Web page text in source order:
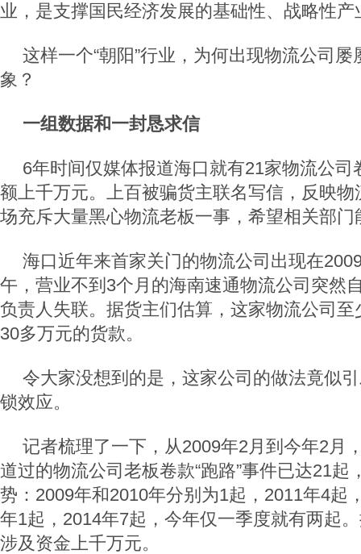
业，是支撑国民经济发展的基础性、战略性产
这样一个“朝阳”行业，为何出现物流公司屡
象？
一组数据和一封恳求信
6年时间仅媒体报道海口就有21家物流公司
额上千万元。上百被骗货主联名写信，反映
场充斥大量黑心物流老板一事，希望相关部门
海口近年来首家关门的物流公司出现在
午，营业不到3个月的海南速通物流公司突然
负责人失联。据货主们估算，这家物流公司
30多万元的货款。
令大家没想到的是，这家公司的做法竟似
锁效应。
记者梳理了一下，从2009年2月到今年2月
道过的物流公司老板卷款“跑路”事件已达21起
势：2009年和2010年分别为1起，2011年4起
年1起，2014年7起，今年仅一季度就有两起
涉及资金上千万元。